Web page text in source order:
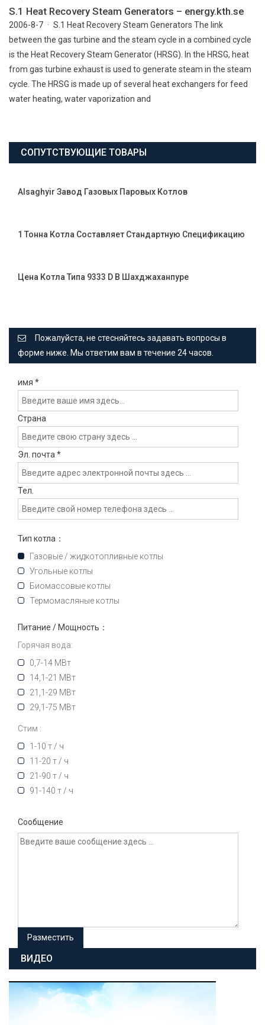
S.1 Heat Recovery Steam Generators – energy.kth.se
2006-8-7 · S.1 Heat Recovery Steam Generators The link
between the gas turbine and the steam cycle in a combined cycle
is the Heat Recovery Steam Generator (HRSG). In the HRSG, heat
from gas turbine exhaust is used to generate steam in the steam
cycle. The HRSG is made up of several heat exchangers for feed
water heating, water vaporization and
СОПУТСТВУЮЩИЕ ТОВАРЫ
Alsaghyir Завод Газовых Паровых Котлов
1 Тонна Котла Составляет Стандартную Спецификацию
Цена Котла Типа 9333 D В Шахджаханпуре
Пожалуйста, не стесняйтесь задавать вопросы в
форме ниже. Мы ответим вам в течение 24 часов.
имя *
Страна
Эл. почта *
Тел.
Тип котла：
Газовые / жидкотопливные котлы
Угольные котлы
Биомассовые котлы
Термомасляные котлы
Питание / Мощность：
Горячая вода:
0,7-14 МВт
14,1-21 МВт
21,1-29 МВт
29,1-75 МВт
Стим :
1-10 т / ч
11-20 т / ч
21-90 т / ч
91-140 т / ч
Сообщение
ВИДЕО